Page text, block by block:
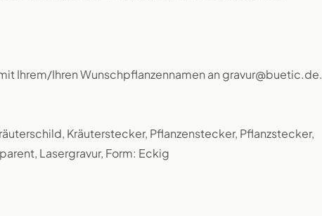
Ihrem/Ihren Wunschpflanzennamen an gravur@buetic.de.
Kräuterstecker, Pflanzenstecker, Pflanzstecker,
Lasergravur, Form: Eckig